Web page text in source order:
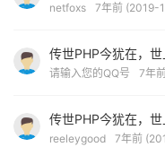
netfoxs 7年前 (2019-
传世PHP今犹在，
请输入您的QQ号 7年
传世PHP今犹在，
reeleygood 7年前